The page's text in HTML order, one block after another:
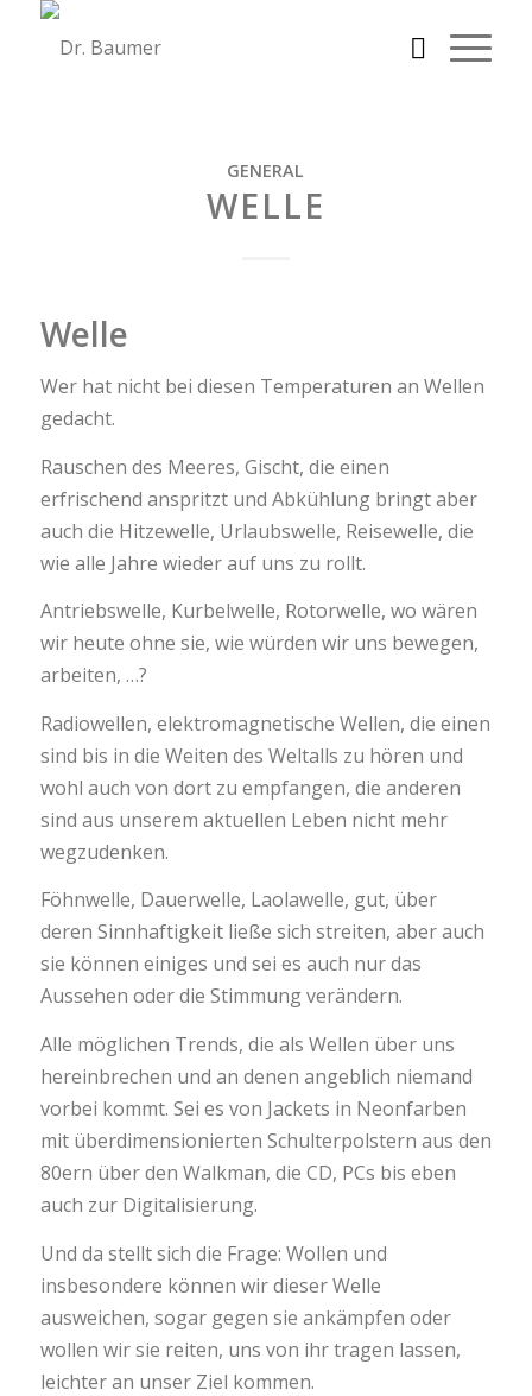
GENERAL
WELLE
Welle
Wer hat nicht bei diesen Temperaturen an Wellen
gedacht.
Rauschen des Meeres, Gischt, die einen
erfrischend anspritzt und Abkühlung bringt aber
auch die Hitzewelle, Urlaubswelle, Reisewelle, die
wie alle Jahre wieder auf uns zu rollt.
Antriebswelle, Kurbelwelle, Rotorwelle, wo wären
wir heute ohne sie, wie würden wir uns bewegen,
arbeiten, …?
Radiowellen, elektromagnetische Wellen, die einen
sind bis in die Weiten des Weltalls zu hören und
wohl auch von dort zu empfangen, die anderen
sind aus unserem aktuellen Leben nicht mehr
wegzudenken.
Föhnwelle, Dauerwelle, Laolawelle, gut, über
deren Sinnhaftigkeit ließe sich streiten, aber auch
sie können einiges und sei es auch nur das
Aussehen oder die Stimmung verändern.
Alle möglichen Trends, die als Wellen über uns
hereinbrechen und an denen angeblich niemand
vorbei kommt. Sei es von Jackets in Neonfarben
mit überdimensionierten Schulterpolstern aus den
80ern über den Walkman, die CD, PCs bis eben
auch zur Digitalisierung.
Und da stellt sich die Frage: Wollen und
insbesondere können wir dieser Welle
ausweichen, sogar gegen sie ankämpfen oder
wollen wir sie reiten, uns von ihr tragen lassen,
leichter an unser Ziel kommen.